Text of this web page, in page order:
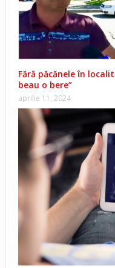
Fără păcănele în
beau o bere”
aprilie 11, 2024